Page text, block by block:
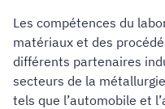
Les compétences du
matériaux et des
différents partenaires
secteurs de la
tels que l’automobile et